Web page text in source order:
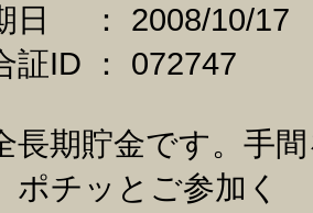
日 ： 2008/10/17
証ID ： 072747
長期貯金です。手
ポチッとご参加く